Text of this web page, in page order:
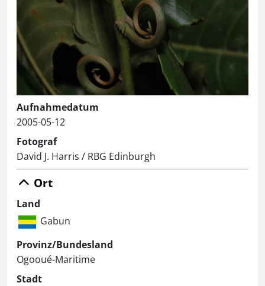
Aufnahmedatum
2005-05-12
Fotograf
David J. Harris / RBG Edinburgh
Ort
Land
Gabun
Provinz/Bundesland
Ogooué-Maritime
Stadt